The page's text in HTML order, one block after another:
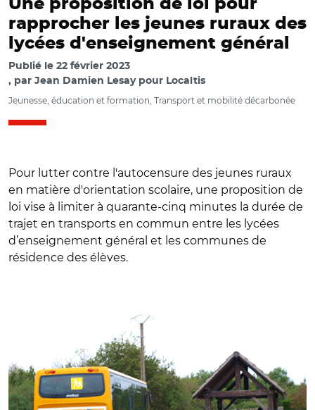
Une proposition de loi pour
rapprocher les jeunes ruraux des
lycées d'enseignement général
Publié le 22 février 2023
par Jean Damien Lesay pour Localtis
Jeunesse, éducation et formation, Transport et mobilité décarbonée
Pour lutter contre l'autocensure des jeunes ruraux
en matière d'orientation scolaire, une proposition de
loi vise à limiter à quarante‑cinq minutes la durée de
trajet en transports en commun entre les lycées
d’enseignement général et les communes de
résidence des élèves.